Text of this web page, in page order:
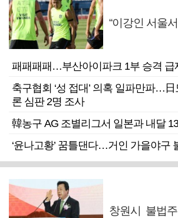
“이강인 서울
패패패패…부산아이파크 1부 승격 급
축구협회 ‘성 접대’ 의혹 일파만파…日
론 심판 2명 조사
韓농구 AG 조별리그서 일본과 내달
‘윤나고황’ 꿈틀댄다…거인 가을야구
창원시 불법